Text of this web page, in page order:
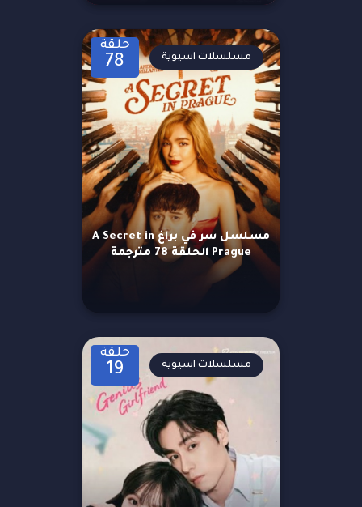
حلقة
78
مسلسل سر في براغ A Secret in
Prague الحلقة 78 مترجمة
مسلسلات اسيوية
حلقة
19 مسلسلات اسيوية